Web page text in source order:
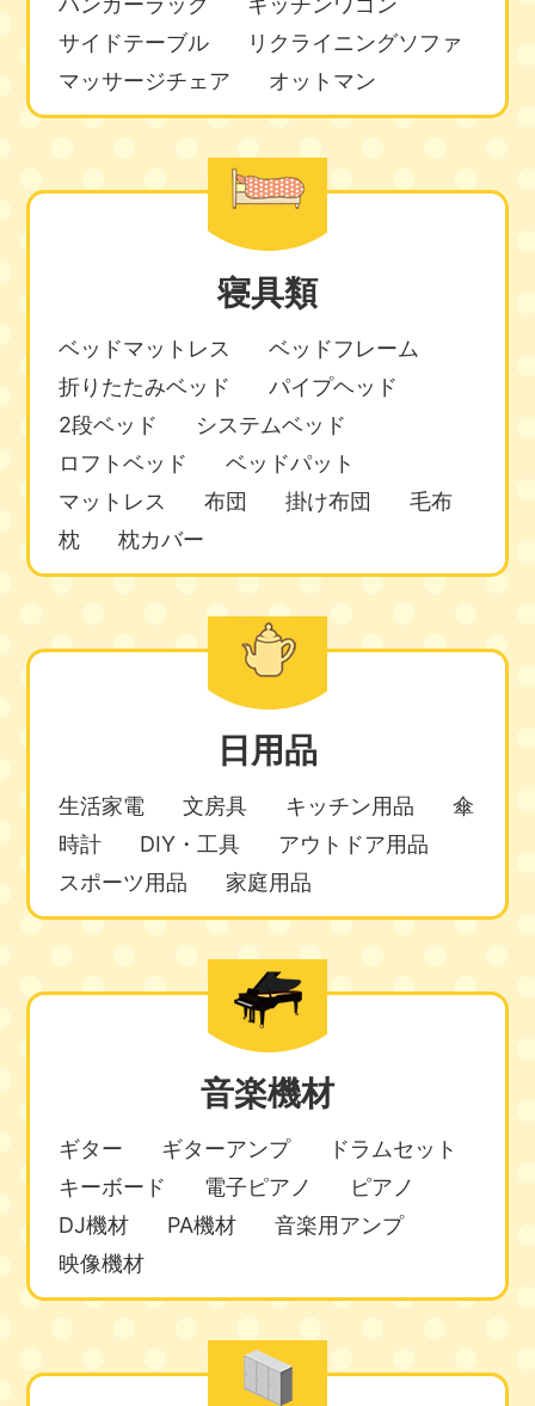
サイドテーブル
リクライニングソファ
マッサージチェア
オットマン
寝具類
ベッドマットレス
ベッドフレーム
折りたたみベッド
パイプヘッド
2段ベッド
システムベッド
ロフトベッド
ベッドパット
マットレス
布団 掛け布団
毛布
枕
枕カバー
日用品
生活家電 文房具 キッチン用品
傘
時計
DIY・工具
アウトドア用品
スポーツ用品
家庭用品
音楽機材
ギター ギターアンプ
ドラムセット
キーボード
電子ピアノ
ピアノ
DJ機材
PA機材
音楽用アンプ
映像機材